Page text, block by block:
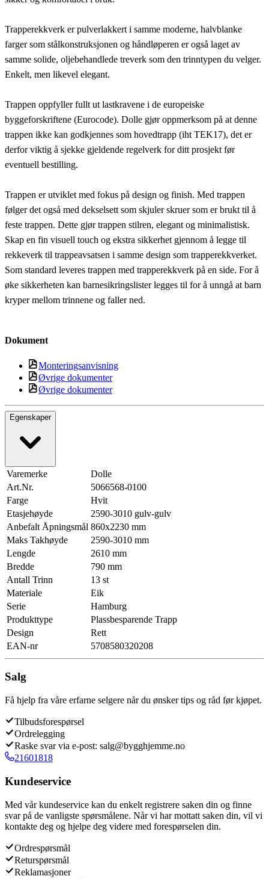
Trapperekkverk er pulverlakkert i samme moderne, halvblanke
farger som stålkonstruksjonen og håndløperen er også laget av
samme solide, oljebehandlede treverk som den trinntypen du velger.
Enkelt, men likevel elegant.
Trappen oppfyller fullt ut lastkravene i de europeiske
byggeforskriftene (Eurocode). Dolle gjør oppmerksom på at denne
trappen ikke kan godkjennes som hovedtrapp (iht TEK17), det er
derfor viktig å sjekke gjeldende regelverk for ditt prosjekt før
eventuell bestilling.
Trappen er utviklet med fokus på design og finish. Med trappen
følger det også med dekselsett som skjuler skruer som er brukt til å
feste trappen. Dette gjør trappen stilren, elegant og minimalistisk.
Skap en fin visuell touch og ekstra sikkerhet gjennom å legge til
rekkeverk til trappeavsatsen i samme design som trapperekkverket.
Som standard leveres trappen med trapperekkverk på en side. For å
øke sikkerheten kan barnesikringslister legges til for å unngå at barn
kryper mellom trinnene og faller ned.
Dokument
Monteringsanvisning
Øvrige dokumenter
Øvrige dokumenter
Egenskaper
Varemerke
Dolle
Art.Nr.
5066568-0100
Farge
Hvit
Etasjehøyde
2590-3010 gulv-gulv
Anbefalt Åpningsmål 860x2230 mm
Maks Takhøyde
2590-3010 mm
Lengde
2610 mm
Bredde
790 mm
Antall Trinn
13 st
Materiale
Eik
Serie
Hamburg
Produkttype
Plassbesparende Trapp
Design
Rett
EAN-nr
5708580320208
Salg
Få hjelp fra våre erfarne selgere når du ønsker tips og råd før kjøpet.
Tilbudsforespørsel
Ordrelegging
Raske svar via e-post: salg@bygghjemme.no
21601818
Kundeservice
Med vår kundeservice kan du enkelt registrere saken din og finne
svar på de vanligste spørsmålene. Når vi har mottatt saken din, vil vi
kontakte deg og hjelpe deg videre med forespørselen din.
Ordrespørsmål
Returspørsmål
Reklamasjoner